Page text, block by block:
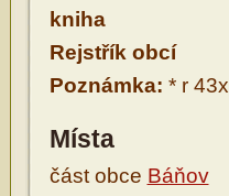
kniha
Rejstřík obcí
Poznámka: * r
Místa
část obce Báňov